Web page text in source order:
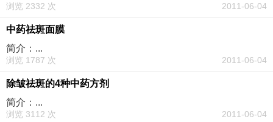
浏览 2332 次 2011-06-04
中药祛斑面膜
简介：...
浏览 1787 次 2011-06-04
除皱祛斑的4种中药方剂
简介：...
浏览 3112 次 2011-06-04